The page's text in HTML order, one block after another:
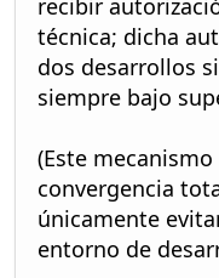
técnica; dicha
dos desarrollos
siempre bajo
(Este
convergencia
únicamente
entorno de